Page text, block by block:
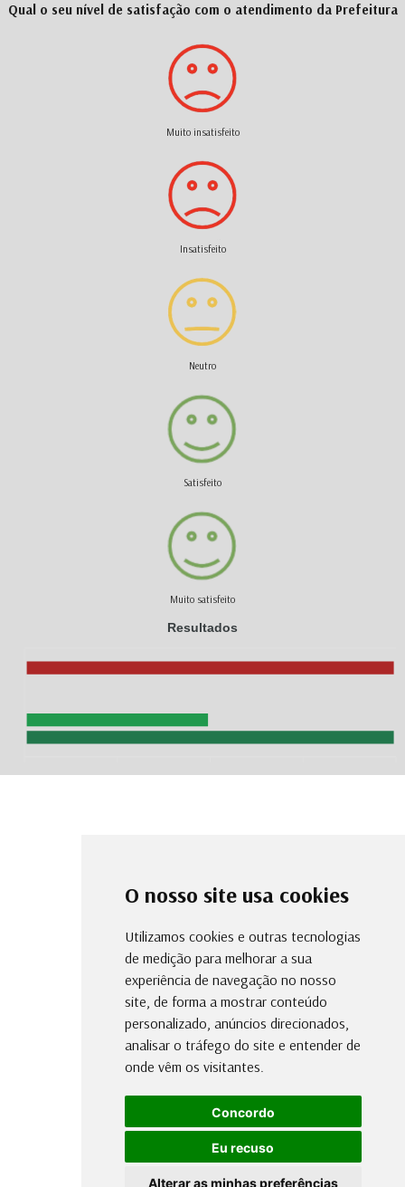
O nosso site usa cookies
Utilizamos cookies e outras tecnologias
de medição para melhorar a sua
experiência de navegação no nosso
site, de forma a mostrar conteúdo
personalizado, anúncios direcionados,
analisar o tráfego do site e entender de
onde vêm os visitantes.
Concordo
Eu recuso
Alterar as minhas preferências
Qual o seu nível de satisfação com o atendimento da Prefeitura
Muito insatisfeito
Insatisfeito
Neutro
Satisfeito
Muito satisfeito
Resultados